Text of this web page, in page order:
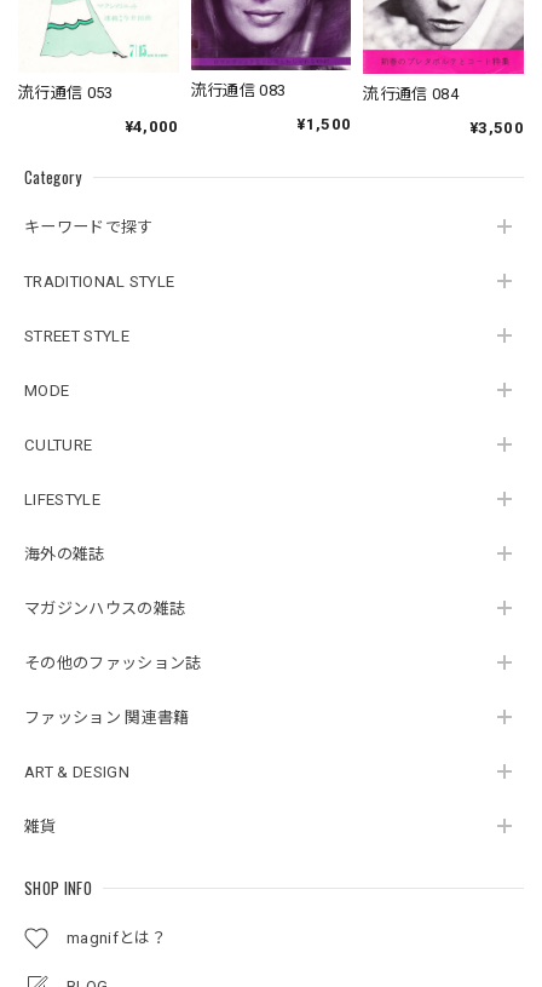
Category
キーワードで探す
TRADITIONAL STYLE
STREET STYLE
MODE
CULTURE
LIFESTYLE
海外の雑誌
マガジンハウスの雑誌
その他のファッション誌
ファッション 関連書籍
ART & DESIGN
雑貨
SHOP INFO
magnifとは？
流行通信 053
¥4,000
流行通信 083
¥1,500
流行通信 084
¥3,500